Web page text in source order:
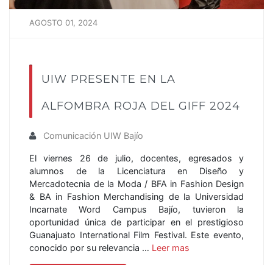
AGOSTO 01, 2024
UIW PRESENTE EN LA
ALFOMBRA ROJA DEL GIFF 2024
Comunicación UIW Bajío
El viernes 26 de julio, docentes, egresados y
alumnos de la Licenciatura en Diseño y
Mercadotecnia de la Moda / BFA in Fashion Design
& BA in Fashion Merchandising de la Universidad
Incarnate Word Campus Bajío, tuvieron la
oportunidad única de participar en el prestigioso
Guanajuato International Film Festival. Este evento,
conocido por su relevancia … Leer mas